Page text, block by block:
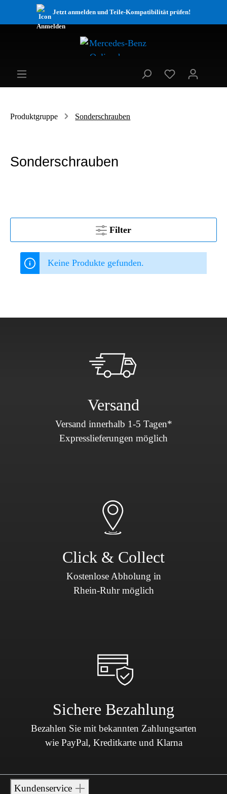
Jetzt anmelden und Teile-Kompatibilität prüfen!
Produktgruppe Sonderschrauben
Sonderschrauben
Filter
Keine Produkte gefunden.
Versand
Versand innerhalb 1-5 Tagen*
Expresslieferungen möglich
Click & Collect
Kostenlose Abholung in
Rhein-Ruhr möglich
Sichere Bezahlung
Bezahlen Sie mit bekannten Zahlungsarten
wie PayPal, Kreditkarte und Klarna
Kundenservice